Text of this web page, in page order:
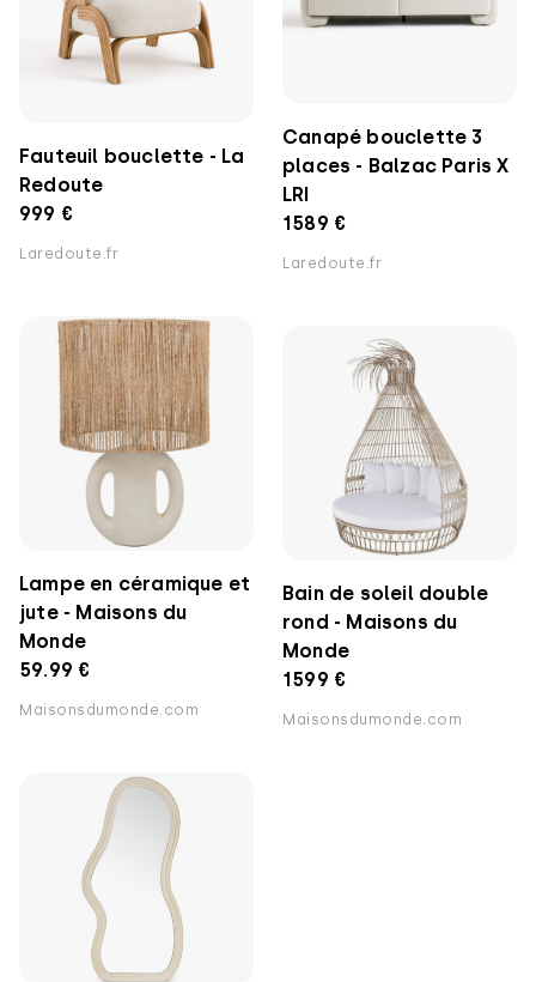
Canapé bouclette 3
places - Balzac Paris X
LRI
1589 €
Laredoute.fr
Fauteuil bouclette - La
Redoute
999 €
Laredoute.fr
Lampe en céramique et
jute - Maisons du
Monde
59.99 €
Maisonsdumonde.com
Bain de soleil double
rond - Maisons du
Monde
1599 €
Maisonsdumonde.com